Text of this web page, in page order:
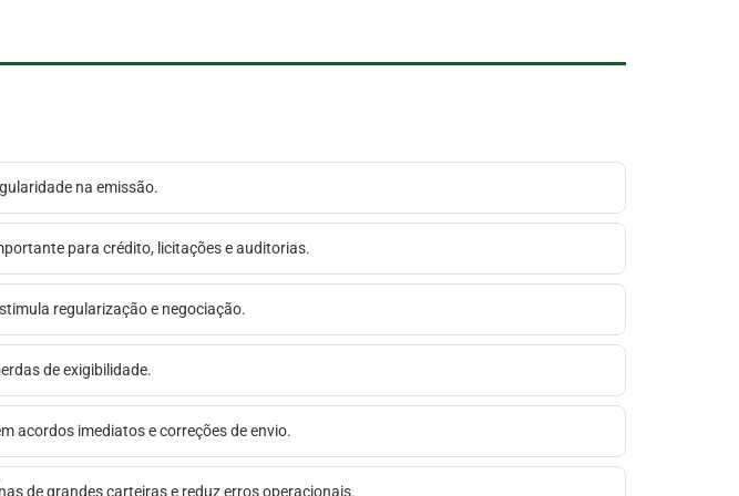
na emissão.
para crédito, licitações e auditorias.
regularização e negociação.
de exigibilidade.
acordos imediatos e correções de envio.
de grandes carteiras e reduz erros operacionais.